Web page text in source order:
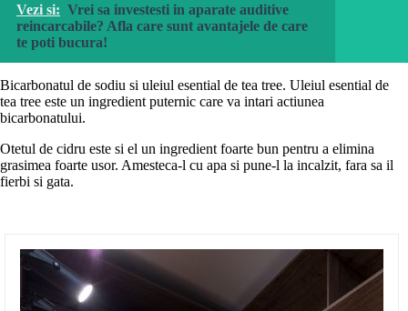
Vezi si: Vrei sa investesti in aparate auditive
reincarcabile? Afla care sunt avantajele de care
te poti bucura!
Bicarbonatul de sodiu si uleiul esential de tea tree. Uleiul esential de
tea tree este un ingredient puternic care va intari actiunea
bicarbonatului.
Otetul de cidru este si el un ingredient foarte bun pentru a elimina
grasimea foarte usor. Amesteca-l cu apa si pune-l la incalzit, fara sa il
fierbi si gata.